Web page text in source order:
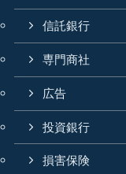
信託銀行
専門商社
広告
投資銀行
損害保険